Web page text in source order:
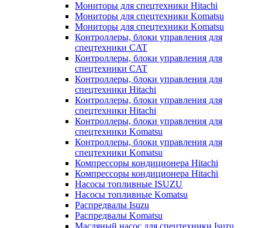
Мониторы для спецтехники Hitachi
Мониторы для спецтехники Komatsu
Мониторы для спецтехники Komatsu
Контроллеры, блоки управления для
спецтехники CAT
Контроллеры, блоки управления для
спецтехники CAT
Контроллеры, блоки управления для
спецтехники Hitachi
Контроллеры, блоки управления для
спецтехники Hitachi
Контроллеры, блоки управления для
спецтехники Komatsu
Контроллеры, блоки управления для
спецтехники Komatsu
Компрессоры кондиционера Hitachi
Компрессоры кондиционера Hitachi
Насосы топливные ISUZU
Насосы топливные Komatsu
Распредвалы Isuzu
Распредвалы Komatsu
Масляный насос для спецтехники Isuzu